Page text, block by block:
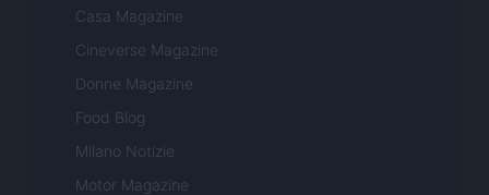
Casa Magazine
Cineverse Magazine
Donne Magazine
Food Blog
Milano Notizie
Motor Magazine